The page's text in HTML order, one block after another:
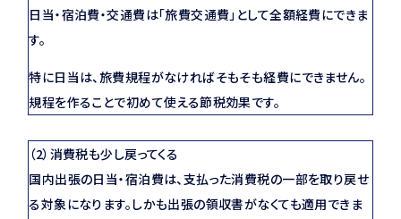
日当・宿泊費・交通費は「旅費交通費」として全額経費にできま
す。
特に日当は、旅費規程がなければそもそも経費にできません。
規程を作ることで初めて使える節税効果です。
（2）消費税も少し戻ってくる
国内出張の日当・宿泊費は、支払った消費税の一部を取り戻せ
る対象になります。しかも出張の領収書がなくても適用できま